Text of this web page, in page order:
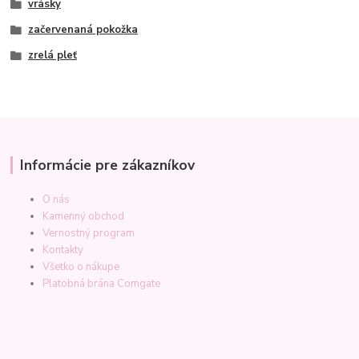
vrásky
začervenaná pokožka
zrelá pleť
Informácie pre zákazníkov
O nás
Kamenný obchod
Vernostný program
Kontakty
Všetko o nákupe
Platobná brána Comgate